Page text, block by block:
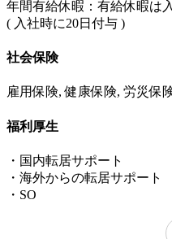
年間有給休暇：有給休暇は
( 入社時に20日付与 )
社会保険
雇用保険, 健康保険, 労災保
福利厚生
・国内転居サポート
・海外からの転居サポート
・SO